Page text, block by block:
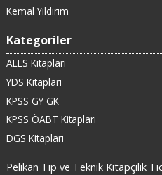
Kemal Yıldırım
Kategoriler
ALES Kitapları
YDS Kitapları
KPSS GY GK
KPSS ÖABT Kitapları
DGS Kitapları
Pelikan Tıp ve Teknik Kitapçılık